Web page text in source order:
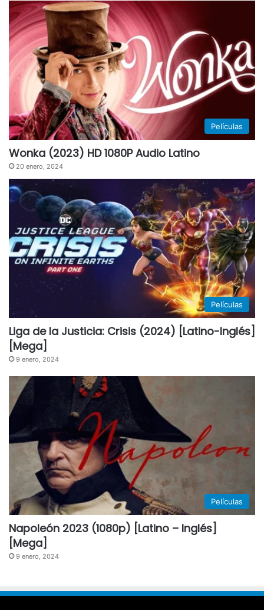
Películas
Wonka (2023) HD 1080P Audio Latino
20 enero, 2024
Películas
Liga de la Justicia: Crisis (2024) [Latino-Inglés]
[Mega]
9 enero, 2024
Películas
Napoleón 2023 (1080p) [Latino – Inglés]
[Mega]
9 enero, 2024